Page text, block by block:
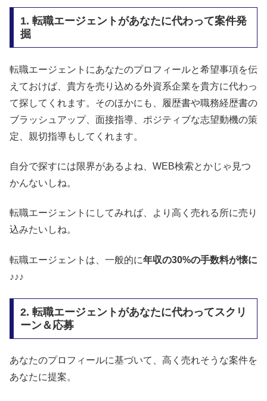
1. 転職エージェントがあなたに代わって案件発
掘
転職エージェントにあなたのプロフィールと希望事項を伝
えておけば、貴方を売り込める外資系企業を貴方に代わっ
て探してくれます。そのほかにも、履歴書や職務経歴書の
ブラッシュアップ、面接指導、ポジティブな志望動機の策
定、親切指導もしてくれます。
自分で探すには限界があるよね、WEB検索とかじゃ見つ
かんないしね。
転職エージェントにしてみれば、より高く売れる所に売り
込みたいしね。
転職エージェントは、一般的に年収の30%の手数料が懐に
♪♪♪
2. 転職エージェントがあなたに代わってスクリ
ーン＆応募
あなたのプロフィールに基づいて、高く売れそうな案件を
あなたに提案。